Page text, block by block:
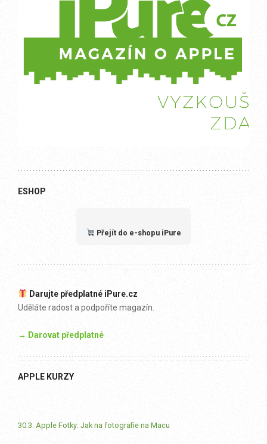
ESHOP
Přejít do e-shopu iPure
Darujte předplatné iPure.cz
Uděláte radost a podpoříte magazín.
→ Darovat předplatné
APPLE KURZY
30.3. Apple Fotky: Jak na fotografie na Macu